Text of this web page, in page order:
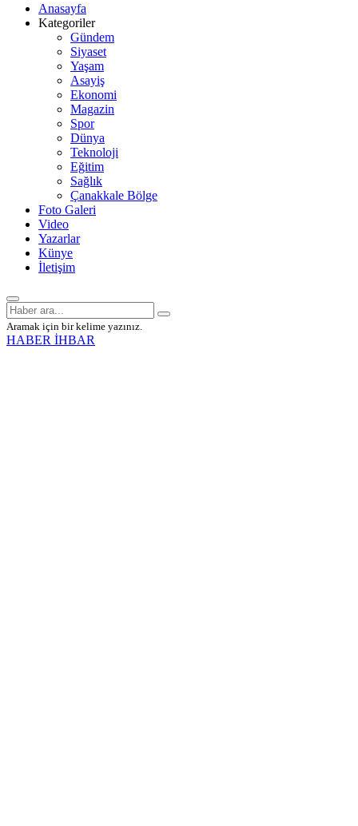
Anasayfa
Kategoriler
Gündem
Siyaset
Yaşam
Asayiş
Ekonomi
Magazin
Spor
Dünya
Teknoloji
Eğitim
Sağlık
Çanakkale Bölge
Foto Galeri
Video
Yazarlar
Künye
İletişim
Aramak için bir kelime yazınız.
HABER İHBAR